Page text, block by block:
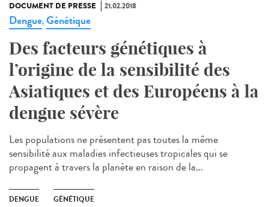
DOCUMENT DE PRESSE 21.02.2018
Dengue,Génétique
Des facteurs génétiques à
l’origine de la sensibilité des
Asiatiques et des Européens à la
dengue sévère
Les populations ne présentent pas toutes la même
sensibilité aux maladies infectieuses tropicales qui se
propagent à travers la planète en raison de la...
DENGUE GÉNÉTIQUE